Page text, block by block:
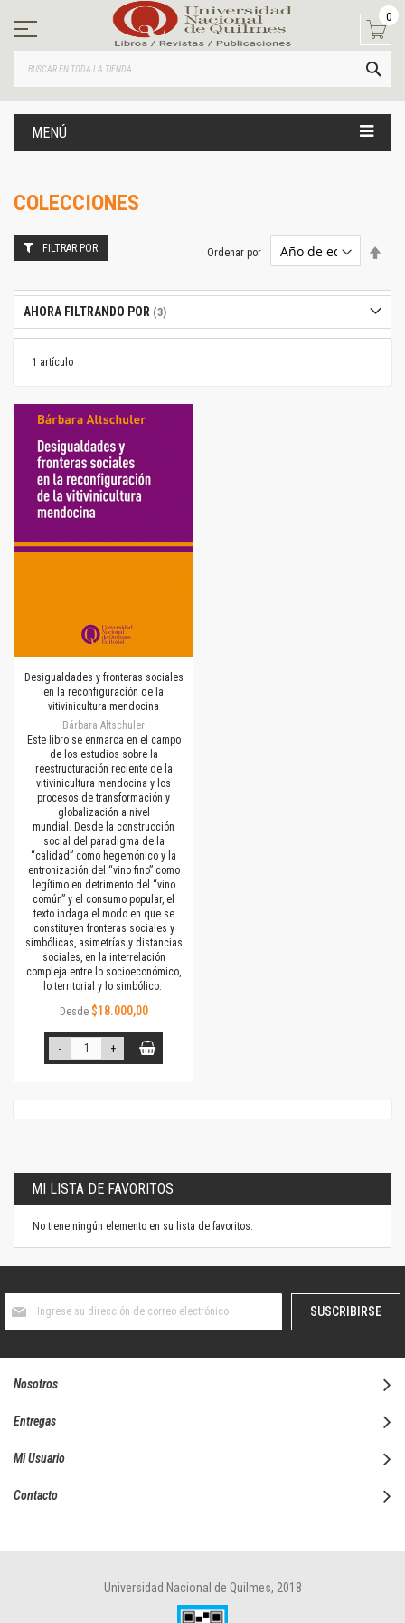
contenido
0
MENÚ
COLECCIONES
1 artículo
Ordenar por
Desigualdades y fronteras sociales
en la reconfiguración de la
vitivinicultura mendocina
Bárbara Altschuler
Este libro se enmarca en el campo
de los estudios sobre la
reestructuración reciente de la
vitivinicultura mendocina y los
procesos de transformación y
globalización a nivel
mundial. Desde la construcción
social del paradigma de la
“calidad” como hegemónico y la
entronización del “vino fino” como
legítimo en detrimento del “vino
común” y el consumo popular, el
texto indaga el modo en que se
constituyen fronteras sociales y
simbólicas, asimetrías y distancias
sociales, en la interrelación
compleja entre lo socioeconómico,
lo territorial y lo simbólico.
Desde $18.000,00
- +
FILTRAR POR
AHORA FILTRANDO POR
MI LISTA DE FAVORITOS
No tiene ningún elemento en su lista de favoritos.
boletín
SUSCRIBIRSE
Nosotros
Entregas
Mi Usuario
Contacto
Universidad Nacional de Quilmes, 2018